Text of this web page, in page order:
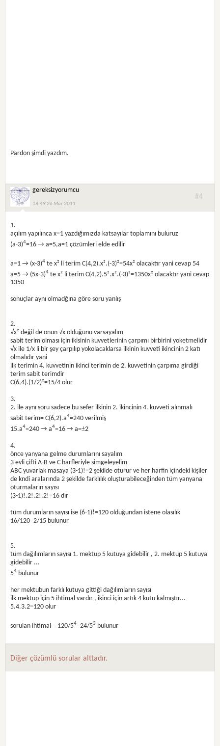
Pardon şimdi yazdım.
gereksizyorumcu
18:49 26 Mar 2011
#4
1.
açılım yapılınca x=1 yazdığımızda katsayılar toplamını buluruz
(a-3)4=16 → a=5,a=1 çözümleri elde edilir
a=1 → (x-3)4 te x² li terim C(4,2).x².(-3)²=54x² olacaktır yani cevap 54
a=5 → (5x-3)4 te x² li terim C(4,2).5².x².(-3)²=1350x² olacaktır yani cevap
1350
sonuçlar aynı olmadğına göre soru yanlış
2.
√x² değil de onun √x olduğunu varsayalım
sabit terim olması için ikisinin kuvvetlerinin çarpımı birbirini yoketmelidir
√x ile 1/x li bir şey çarpılıp yokolacaklarsa ilkinin kuvveti ikincinin 2 katı
olmalıdır yani
ilk terimin 4. kuvvetinin ikinci terimin de 2. kuvvetinin çarpıma girdiği
terim sabit terimdir
C(6,4).(1/2)²=15/4 olur
3.
2. ile aynı soru sadece bu sefer ilkinin 2. ikincinin 4. kuvveti alınmalı
sabit terim= C(6,2).a4=240 verilmiş
15.a4=240 → a4=16 → a=±2
4.
önce yanyana gelme durumlarını sayalım
3 evli çifti A-B ve C harfleriyle simgeleyelim
ABC yuvarlak masaya (3-1)!=2 şekilde oturur ve her harfin içindeki kişiler
de kndi aralarında 2 şekilde farklılık oluşturabileceğinden tüm yanyana
oturmaların sayısı
(3-1)!.2!.2!.2!=16 dır
tüm durumların sayısı ise (6-1)!=120 olduğundan istene olasılık
16/120=2/15 bulunur
5.
tüm dağılımların sayısı 1. mektup 5 kutuya gidebilir , 2. mektup 5 kutuya
gidebilir ...
54 bulunur
her mektubun farklı kutuya gittiği dağılımların sayısı
ilk mektup için 5 ihtimal vardır , ikinci için artık 4 kutu kalmıştır...
5.4.3.2=120 olur
sorulan ihtimal = 120/54=24/53 bulunur
Diğer çözümlü sorular alttadır.